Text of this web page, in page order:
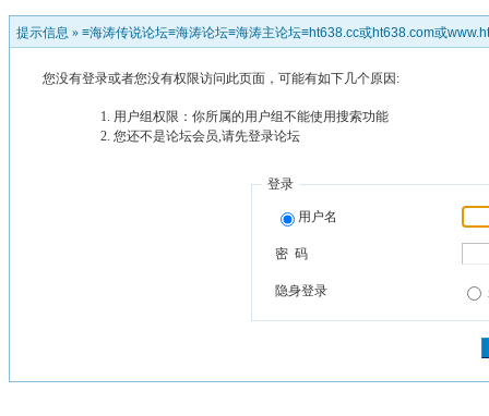
提示信息 » ≡海涛传说论坛≡海涛论坛≡海涛主论坛≡ht638.cc或ht638.com或
您没有登录或者您没有权限访问此页面，可能有如下几个原因:
用户组权限：你所属的用户组不能使用搜索功能
您还不是论坛会员,请先登录论坛
登录
用户名
密 码
隐身登录